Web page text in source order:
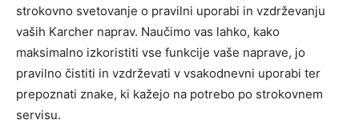
strokovno svetovanje o pravilni uporabi in vzdrževanju
vaših Karcher naprav. Naučimo vas lahko, kako
maksimalno izkoristiti vse funkcije vaše naprave, jo
pravilno čistiti in vzdrževati v vsakodnevni uporabi ter
prepoznati znake, ki kažejo na potrebo po strokovnem
servisu.